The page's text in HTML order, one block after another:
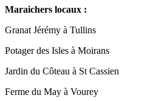
Maraichers locaux :
Granat Jérémy à Tullins
Potager des Isles à Moirans
Jardin du Côteau à St Cassien
Ferme du May à Vourey